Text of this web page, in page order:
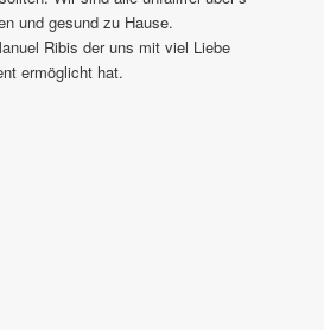
und gesund zu Hause.
Ribis der uns mit viel Liebe
ermöglicht hat.